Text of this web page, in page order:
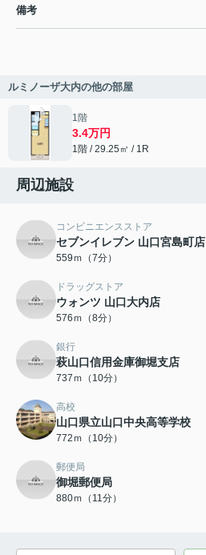
備考
ルミノーザ大内の他の部屋
1階
3.4万円
1階 / 29.25㎡ / 1R
周辺施設
コンビニエンスストア
セブンイレブン 山口宮島町店
559ｍ（7分）
ドラッグストア
ウォンツ 山口大内店
576ｍ（8分）
銀行
萩山口信用金庫御堀支店
737ｍ（10分）
高校
山口県立山口中央高等学校
772ｍ（10分）
郵便局
御堀郵便局
880ｍ（11分）